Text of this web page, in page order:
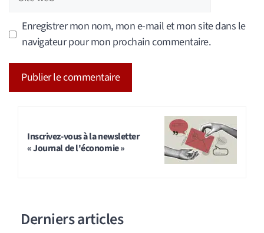
Enregistrer mon nom, mon e-mail et mon site dans le
navigateur pour mon prochain commentaire.
Inscrivez-vous à la newsletter
« Journal de l'économie »
Derniers articles